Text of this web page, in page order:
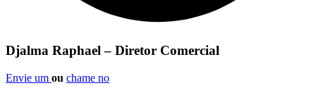
Djalma Raphael – Diretor Comercial
Envie um ou chame no